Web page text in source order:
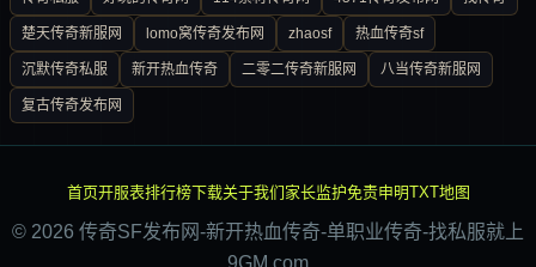
楚天传奇新服网 lomo窝传奇发布网 zhaosf 热血传奇sf
沉默传奇私服 新开热血传奇 二零二传奇新服网 八当传奇新服网
复古传奇发布网
首页开服表排行榜下载关于我们 家长监护免责申明TXT地图
© 2026 传奇SF发布网-新开热血传奇-单职业传奇-找私服就上
9GM.com